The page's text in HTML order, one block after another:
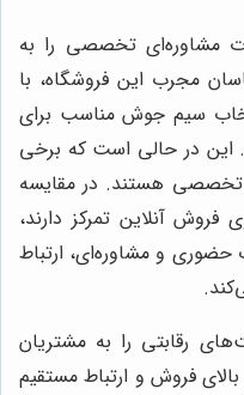
مشاوره‌ای تخصصی را به
مجرب این فروشگاه، با
سیم جوش مناسب برای
در حالی است که برخی
تخصصی هستند. در مقایسه
فروش آنلاین تمرکز دارند،
حضوری و مشاوره‌ای، ارتباط
رقابتی را به مشتریان
فروش و ارتباط مستقیم